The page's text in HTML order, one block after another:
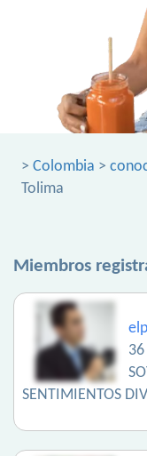
> Colombia >
Tolima
Miembros
SENTIMIENTOS